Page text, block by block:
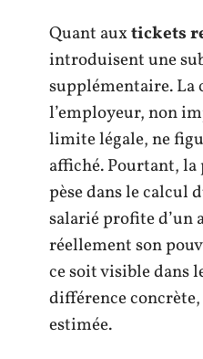
Quant auxtickets
introduisent une
supplémentaire.
l’employeur, non
limite légale, ne
affiché. Pourtant,
pèse dans le calcul
salarié profite d’un
réellement son
ce soit visible dans
différence
estimée.